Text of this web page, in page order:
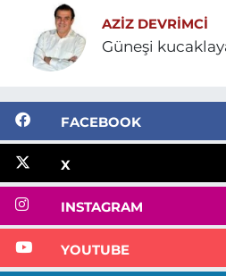
AZIZ DEVRIMCI
Güneşi
FACEBOOK
X
INSTAGRAM
YOUTUBE